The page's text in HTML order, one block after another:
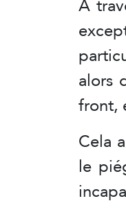
alors
front,
Cela
le